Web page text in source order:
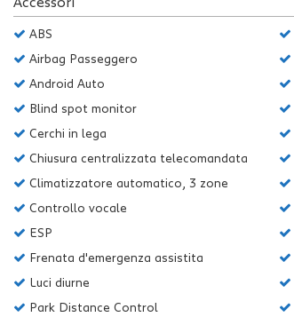
ABS
Airbag Passeggero
Android Auto
Blind spot monitor
Cerchi in lega
Chiusura centralizzata telecomandata
Climatizzatore automatico, 3 zone
Controllo vocale
ESP
Frenata d'emergenza assistita
Luci diurne
Park Distance Control
questi
strumenti
di
si
rimanda
cookie
policy.
Puoi
e
modificare
tue
scelte
in